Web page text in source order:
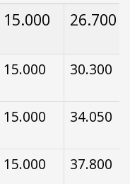
Đơn
giá
Giá
bán
15.000 26.700
15.000 30.300
15.000 34.050
15.000 37.800